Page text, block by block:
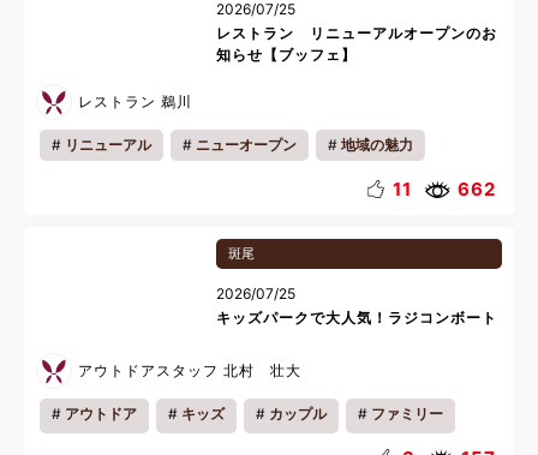
2026/07/25
レストラン リニューアルオープンのお
知らせ【ブッフェ】
レストラン 鵜川
リニューアル ニューオープン 地域の魅力
ディナー
一人旅
11 662
斑尾
2026/07/25
キッズパークで大人気！ラジコンボート
アウトドアスタッフ 北村 壮大
アウトドア キッズ カップル ファミリー